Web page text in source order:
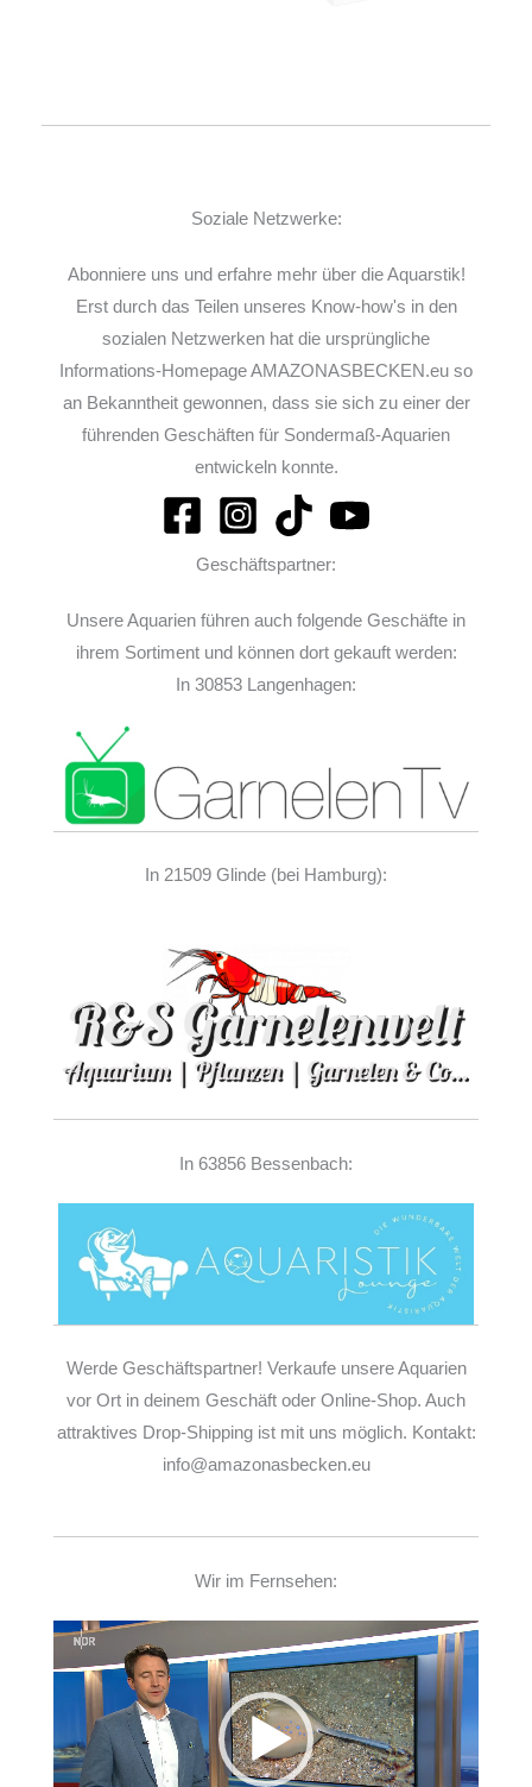
Soziale Netzwerke:
Abonniere uns und erfahre mehr über die Aquarstik!
Erst durch das Teilen unseres Know-how's in den
sozialen Netzwerken hat die ursprüngliche
Informations-Homepage AMAZONASBECKEN.eu so
an Bekanntheit gewonnen, dass sie sich zu einer der
führenden Geschäften für Sondermaß-Aquarien
entwickeln konnte.
Geschäftspartner:
Unsere Aquarien führen auch folgende Geschäfte in
ihrem Sortiment und können dort gekauft werden:
In 30853 Langenhagen:
In 21509 Glinde (bei Hamburg):
In 63856 Bessenbach:
Werde Geschäftspartner! Verkaufe unsere Aquarien
vor Ort in deinem Geschäft oder Online-Shop. Auch
attraktives Drop-Shipping ist mit uns möglich. Kontakt:
info@amazonasbecken.eu
Wir im Fernsehen:
Player